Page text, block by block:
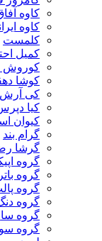
کاوه
کاوه
کلمست
کمیل
کوروش
کوشا
کی آرش
کیا
کیوان
گرام بند
گرشا
گروه
گروه
گروه
گروه
گروه
گروه